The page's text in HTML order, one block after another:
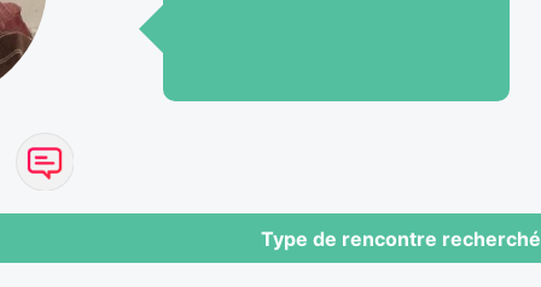
Type de rencontre recherché